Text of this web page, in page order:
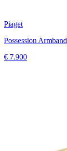
Piaget
Possession Armband
€ 7.900